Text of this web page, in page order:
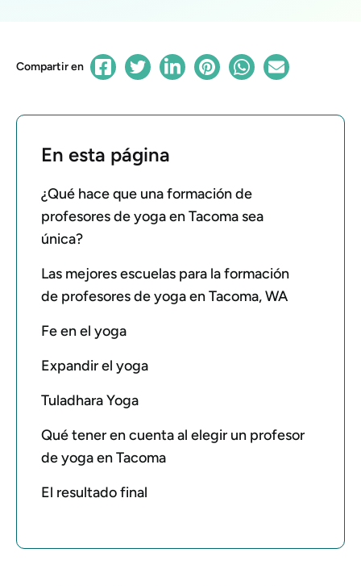
Compartir en
En esta página
¿Qué hace que una formación de
profesores de yoga en Tacoma sea
única?
Las mejores escuelas para la formación
de profesores de yoga en Tacoma, WA
Fe en el yoga
Expandir el yoga
Tuladhara Yoga
Qué tener en cuenta al elegir un profesor
de yoga en Tacoma
El resultado final